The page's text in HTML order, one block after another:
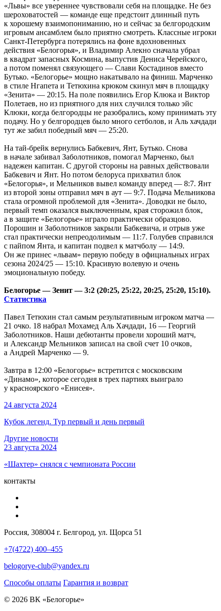
«Львы» все увереннее чувствовали себя на площадке. Не без
шероховатостей — команде еще предстоит длинный путь
к хорошему взаимопониманию, но и сейчас за белгородским
игровым ансамблем было приятно смотреть. Классные игроки
Санкт-Петербурга потерялись на фоне вдохновенных
действия «Белогорья», и Владимир Алекно сначала убрал
в квадрат запасных Космина, выпустив Дениса Черейского,
а потом поменял связующего — Слави Костадинов вместо
Бутько. «Белогорье» мощно накатывало на финиш. Марченко
в стиле Нгапета и Тетюхина крюком скинул мяч в площадку
«Зенита» — 20:15. На поле появились Егор Клюка и Виктор
Полетаев, но из приятного для них случился только эйс
Клюки, когда белгородцы не разобрались, кому принимать эту
подачу. Но у белгородцев было много сетболов, и Аль хачдади
тут же забил победный мяч — 25:20.
На тай-брейк вернулись Бабкевич, Янт, Бутько. Снова
в начале забивал Заболотников, помогал Марченко, был
надежен капитан. С другой стороны на равных действовали
Бабкевич и Янт. Но потом белоруса прихватил блок
«Белогорья», и Мельников вывел команду вперед — 8:7. Янт
из второй зоны отправил мяч в аут — 9:7. Подача Мельникова
стала огромной проблемой для «Зенита». Доводки не было,
первый темп оказался выключенным, края сторожил блок,
а в защите «Белогорье» играло практически образцово.
Порошин и Заболотников закрыли Бабкевича, и отрыв уже
стал практически непреодолимым — 11:7. Голубев справился
с пайпом Янта, и капитан подвел к матчболу — 14:9.
Он же принес «львам» первую победу в официальных играх
сезона 2024/25 — 15:10. Красивую волевую и очень
эмоциональную победу.
Белогорье — Зенит — 3:2 (20:25, 25:22, 20:25, 25:20, 15:10).
Статистика
Павел Тетюхин стал самым результативным игроком матча —
21 очко. 18 набрал Мохамед Аль Хачдади, 16 — Георгий
Заболотников. Наши дебютанты провели хороший матч,
и Александр Мельников записал на свой счет 10 очков,
а Андрей Марченко — 9.
Завтра в 12:00 «Белогорье» встретится с московским
«Динамо», которое сегодня в трех партиях выиграло
у красноярского «Енисея».
24 августа 2024
Кубок легенд. Тур первый и день первый
Другие новости
23 августа 2024
«Шахтер» снялся с чемпионата России
контакты
Россия, 308004 г. Белгород, ул. Щорса 51
+7(4722) 400–455
belogorye-club@yandex.ru
Способы оплаты Гарантия и возврат
© 2026 ВК «Белогорье»